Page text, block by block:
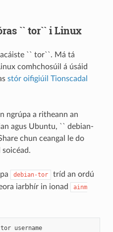
`` tor`` i Linux
`` tor``. Má tá
comhchosúil á úsáid
stór oifigiúil Tionscadal
ngrúpa a ritheann an
agus Ubuntu, `` debian-
chun ceangal le do
debian-tor
tríd an ordú
iarbhír in ionad
ainm
tor username